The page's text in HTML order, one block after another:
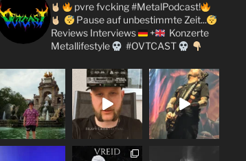
pvre fvcking #MetalPodcast!
Pause auf unbestimmte Zeit...
Reviews Interviews +
Konzerte
Metallifestyle
#OVTCAST